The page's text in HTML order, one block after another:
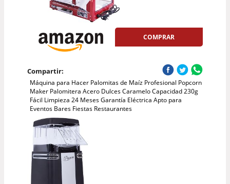
COMPRAR
Compartir:
Máquina para Hacer Palomitas de Maíz Profesional Popcorn
Maker Palomitera Acero Dulces Caramelo Capacidad 230g
Fácil Limpieza 24 Meses Garantía Eléctrica Apto para
Eventos Bares Fiestas Restaurantes